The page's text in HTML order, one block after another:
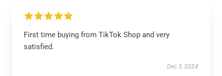
First time buying from TikTok Shop and very
satisfied.
Dec 3, 2024